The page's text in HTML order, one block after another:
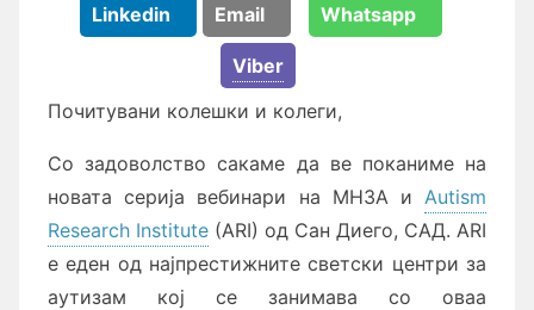
Linkedin Email Whatsapp
Viber
Почитувани колешки и колеги,
Со задоволство сакаме да ве поканиме на
новата серија вебинари на МНЗА и Autism
Research Institute (ARI) од Сан Диего, САД. ARI
е еден од најпрестижните светски центри за
аутизам кој се занимава со оваа